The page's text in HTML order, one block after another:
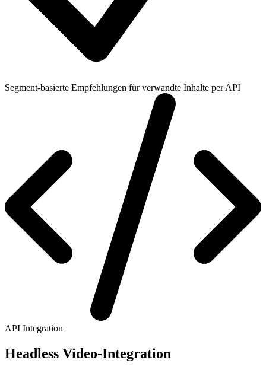
Segment-basierte Empfehlungen für verwandte Inhalte per API
API Integration
Headless Video-Integration